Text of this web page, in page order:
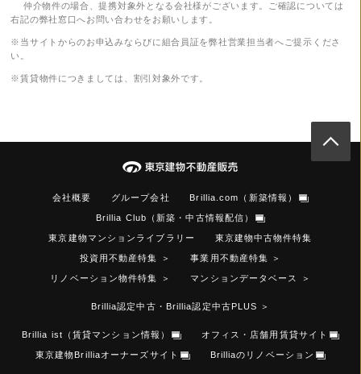
仲介物件の場合、提携対象外となる会社様がございます。ご確認については
右記の弊社窓口へお問い合わせをお願いします。
※当サイトからのお申込みならびに組合員証を弊社営業担当者へご提示くださ
い。
※賃貸物件につきましては、割引対象外です。
会社概要 グループ会社 Brillia.com（新築情報）
Brillia Club（新築・中古情報配信）
東京建物マンションライブラリー 東京建物中古物件特集
投資用不動産特集 ＞ 事業用不動産特集 ＞
リノベーション物件特集 ＞ マンションデータベース ＞
Brillia認定中古・Brillia認定中古PLUS ＞
Brillia ist（賃貸マンション情報） オフィス・店舗用賃貸サイト
東京建物Brilliaオーナーズサイト Brilliaのリノベーション